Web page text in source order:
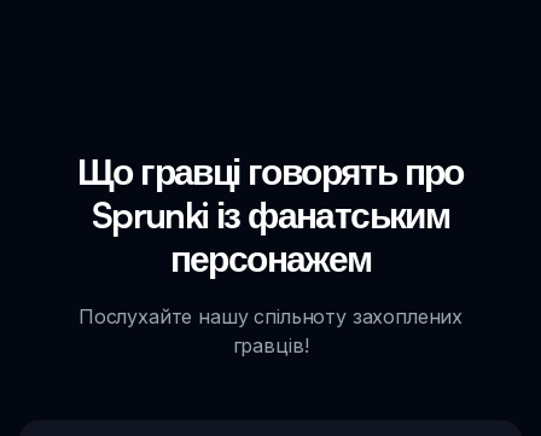
Що гравці говорять про
Sprunki із фанатським
персонажем
Послухайте нашу спільноту захоплених
гравців!